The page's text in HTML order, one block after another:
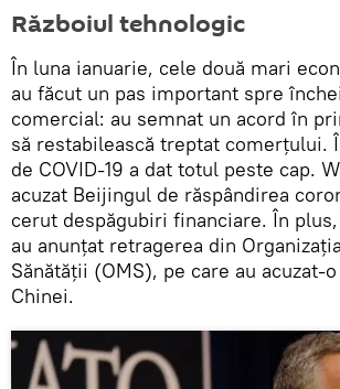
Războiul tehnologic
În luna ianuarie, cele două mari
au făcut un pas important spre
comercial: au semnat un acord în
să restabilească treptat comerțului.
de COVID-19 a dat totul peste cap.
acuzat Beijingul de răspândirea
cerut despăgubiri financiare. În
au anunțat retragerea din
Sănătății (OMS), pe care au acuzat-
Chinei.